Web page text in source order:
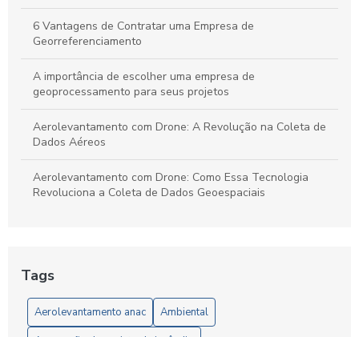
6 Vantagens de Contratar uma Empresa de
Georreferenciamento
A importância de escolher uma empresa de
geoprocessamento para seus projetos
Aerolevantamento com Drone: A Revolução na Coleta de
Dados Aéreos
Aerolevantamento com Drone: Como Essa Tecnologia
Revoluciona a Coleta de Dados Geoespaciais
levantamentos
Aerolevantamento com Drone: Vantagens e Aplicações
Tags
Aerolevantamento anac
Ambiental